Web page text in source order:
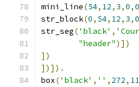
mini_line(54, 12, 3,0,0
str_block(0, 54, 12, 3,0
str_seg('black' ,
"header")])
])
])]).
box('black' , '' , 272,